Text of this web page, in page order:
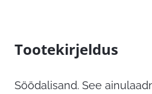
Tootekirjeldus
Söödalisand. See